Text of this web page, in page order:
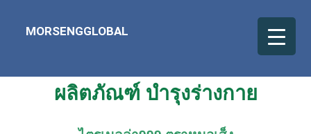
MORSENGGLOBAL
ผลิตภัณฑ์ บำรุงร่างกาย